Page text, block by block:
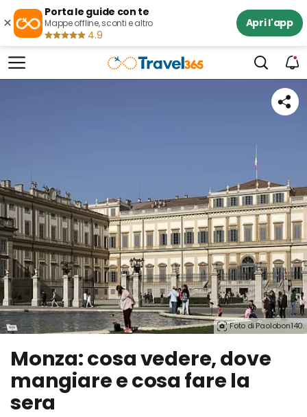
×
Porta le guide con te
Mappe offline, sconti e altro
4.9
Apri l'app
Foto di Paolobon140.
Monza: cosa vedere, dove
mangiare e cosa fare la
sera